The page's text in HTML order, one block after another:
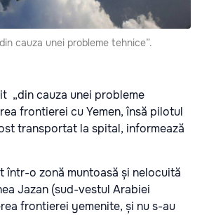
cauza unei probleme tehnice”.
„din cauza unei probleme
frontierei cu Yemen, însă pilotul
transportat la spital, informează
într-o zonă muntoasă și nelocuită
Jazan (sud-vestul Arabiei
frontierei yemenite, și nu s-au